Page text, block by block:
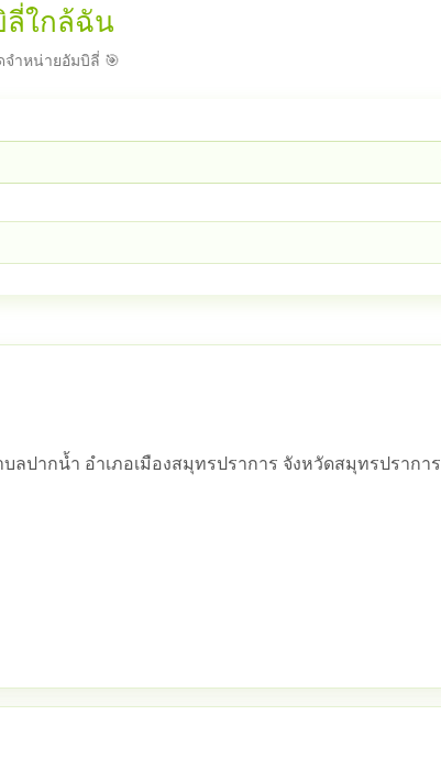
ใกล้ฉัน
จำหน่ายอัมบิลี่ 🎯
บลปากน้ำ อำเภอเมืองสมุทรปราการ จังหวัดสมุทรปราการ